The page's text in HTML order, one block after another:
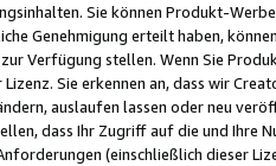
Sie können Produkt-
Genehmigung erteilt haben,
Verfügung stellen. Wenn Sie
Sie erkennen an, dass wir
auslaufen lassen oder neu
dass Ihr Zugriff auf die und Ihre
(einschließlich dieser